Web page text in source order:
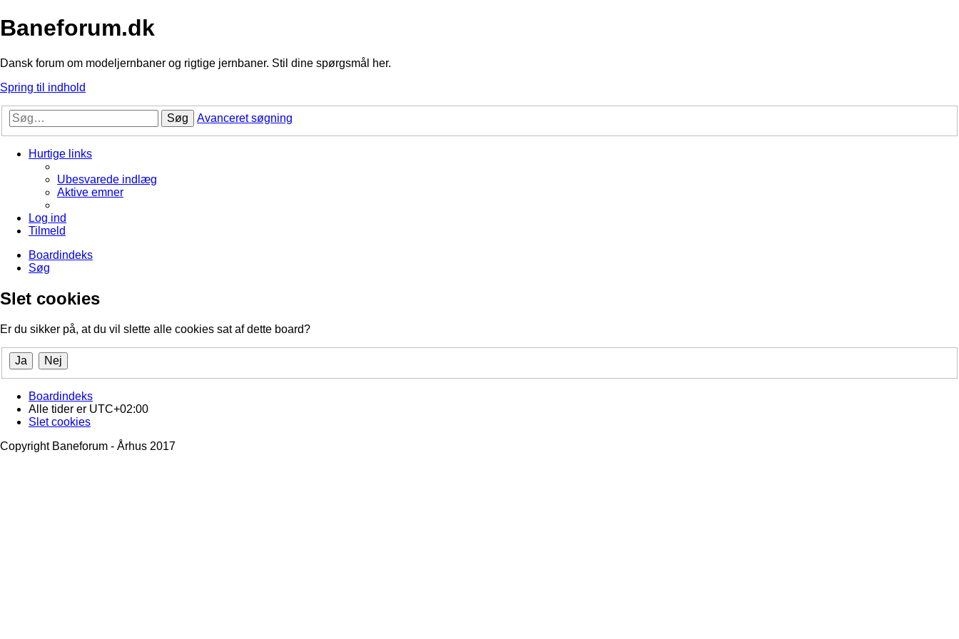
Baneforum.dk
Dansk forum om modeljernbaner og rigtige jernbaner. Stil dine spørgsmål her.
Spring til indhold
Søg Avanceret søgning
Hurtige links
Ubesvarede indlæg
Aktive emner
Log ind
Tilmeld
Boardindeks
Søg
Slet cookies
Er du sikker på, at du vil slette alle cookies sat af dette board?
Boardindeks
Alle tider er UTC+02:00
Slet cookies
Copyright Baneforum - Århus 2017